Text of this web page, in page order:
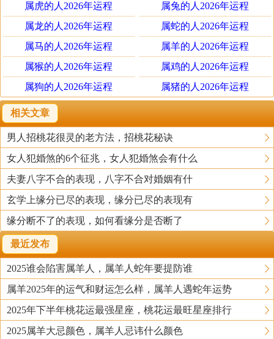
属虎的人2026年运程
属兔的人2026年运程
属龙的人2026年运程
属蛇的人2026年运程
属马的人2026年运程
属羊的人2026年运程
属猴的人2026年运程
属鸡的人2026年运程
属狗的人2026年运程
属猪的人2026年运程
相关文章
男人招桃花很灵的老方法，招桃花秘诀
女人犯婚煞的6个征兆，女人犯婚煞会有什么
夫妻八字不合的表现，八字不合对婚姻有什
玄学上缘分已尽的表现，缘分已尽的表现有
缘分断不了的表现，如何看缘分是否断了
最近发布
2025谁会陷害属羊人，属羊人蛇年要提防谁
属羊2025年的运气和财运怎么样，属羊人遇蛇年运势
2025年下半年桃花运最强星座，桃花运最旺星座排行
2025属羊大忌颜色，属羊人忌讳什么颜色